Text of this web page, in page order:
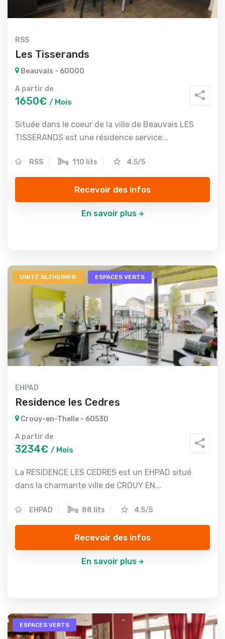
RSS
Les Tisserands
Beauvais - 60000
A partir de
1650€ / Mois
Située dans le coeur de la ville de Beauvais LES
TISSERANDS est une résidence service...
RSS 110 lits 4.5/5
Recevoir des infos
En savoir plus
UNITÉ ALZHEIMER ESPACES VERTS
EHPAD
Residence les Cedres
Crouy-en-Thelle - 60530
A partir de
3234€ / Mois
La RESIDENCE LES CEDRES est un EHPAD situé
dans la charmante ville de CROUY EN...
EHPAD 88 lits 4.5/5
Recevoir des infos
En savoir plus
ESPACES VERTS